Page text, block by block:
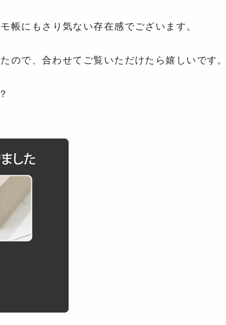
帳にもさり気ない存在感でございます。
ので、合わせてご覧いただけたら嬉しいです。